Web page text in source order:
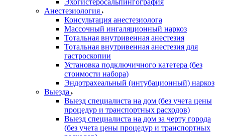
Эхогистеросальпингография
Анестезиология
Консультация анестезиолога
Массочный ингаляционный наркоз
Тотальная внутривенная анестезия
Тотальная внутривенная анестезия для
гастроскопии
Установка подключичного катетера (без
стоимости набора)
Эндотрахеальный (интубационный) наркоз
Выезда
Выезд специалиста на дом (без учета цены
процедур и транспортных расходов)
Выезд специалиста на дом за черту города
(без учета цены процедур и транспортных